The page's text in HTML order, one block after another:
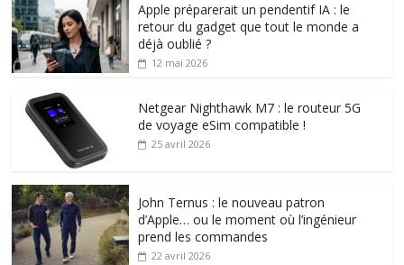
Apple préparerait un pendentif IA : le
retour du gadget que tout le monde a
déjà oublié ?
12 mai 2026
Netgear Nighthawk M7 : le routeur 5G
de voyage eSim compatible !
25 avril 2026
John Ternus : le nouveau patron
d’Apple… ou le moment où l’ingénieur
prend les commandes
22 avril 2026